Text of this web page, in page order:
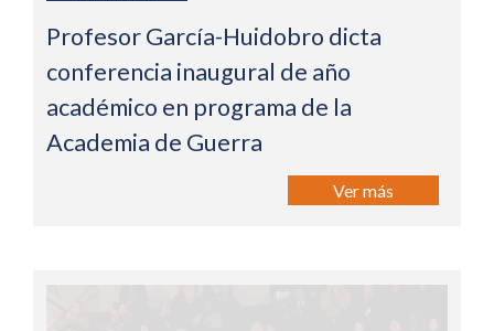
Profesor García-Huidobro dicta
conferencia inaugural de año
académico en programa de la
Academia de Guerra
Ver más